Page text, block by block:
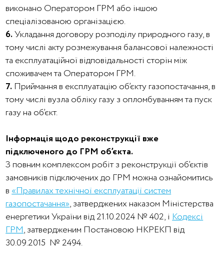
виконано Оператором ГРМ або іншою
спеціалізованою організацією.
6.Укладання договору розподілу природного газу, в
тому числі акту розмежування балансової належності
та експлуатаційної відповідальності сторін між
споживачем та Оператором ГРМ.
7. Приймання в експлуатацію об’єкту газопостачання, в
тому числі вузла обліку газу з опломбуванням та пуск
газу на об’єкт.
Інформація щодо реконструкції вже
підключеного до ГРМ об’єкта.
З повним комплексом робіт з реконструкції об’єктів
замовників підключених до ГРМ можна ознайомитись
в«Правилах технічної експлуатації систем
газопостачання», затверджених наказом Міністерства
енергетики України від 21.10.2024 № 402, іКодексі
ГРМ, затвердженим Постановою НКРЕКП від
30.09.2015 № 2494.